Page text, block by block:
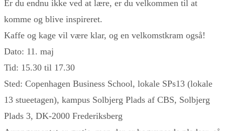
Er du endnu ikke ved at lære, er du velkommen til at
komme og blive inspireret.
Kaffe og kage vil være klar, og en velkomstkram også!
Dato: 11. maj
Tid: 15.30 til 17.30
Sted: Copenhagen Business School, lokale SPs13 (lokale
13 stueetagen), kampus Solbjerg Plads af CBS, Solbjerg
Plads 3, DK-2000 Frederiksberg